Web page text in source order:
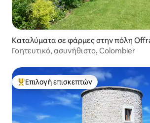
Καταλύματα σε φάρμες στην πόλη
Γοητευτικό, ασυνήθιστο, Colombier
Κορυφαία επιλογή επισκεπτών
Επιλογή επισκεπτών